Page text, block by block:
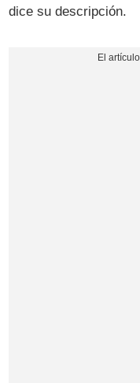
dice su descripción.